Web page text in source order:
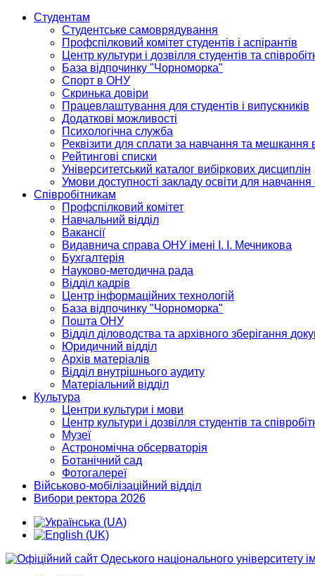
Студентам
Студентське самоврядування
Профспілковий комітет студентів і аспірантів
Центр культури і дозвілля студентів та
База відпочинку "Чорноморка"
Спорт в ОНУ
Скринька довіри
Працевлаштування для студентів і випускників
Додаткові можливості
Психологічна служба
Реквізити для сплати за навчання та мешкання
Рейтингові списки
Університетський каталог вибіркових дисциплін
Умови доступності закладу освіти для
Співробітникам
Профспілковий комітет
Навчальний відділ
Вакансії
Видавнича справа ОНУ імені І. І. Мечникова
Бухгалтерія
Науково-методична рада
Відділ кадрів
Центр інформаційних технологій
База відпочинку "Чорноморка"
Пошта ОНУ
Відділ діловодства та архівного зберігання
Юридичний відділ
Архів матеріалів
Відділ внутрішнього аудиту
Матеріальний відділ
Культура
Центри культури і мови
Центр культури і дозвілля студентів та
Музеї
Астрономічна обсерваторія
Ботанічний сад
Фотогалереї
Військово-мобілізаційний відділ
Вибори ректора 2026